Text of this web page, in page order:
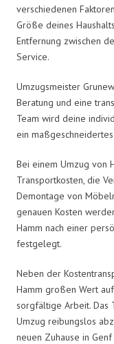
verschiedenen
Größe deines
Entfernung zwischen
Service.
Umzugsmeister
Beratung und eine
Team wird deine
ein
Bei einem Umzug von
Transportkosten, die
Demontage von
genauen Kosten
Hamm nach einer
festgelegt.
Neben der
Hamm großen Wert
sorgfältige Arbeit. Das
Umzug reibungslos
neuen Zuhause in